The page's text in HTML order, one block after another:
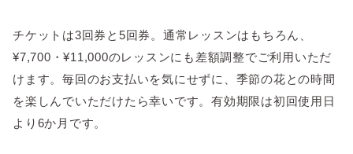
チケットは3回券と5回券。通常レッスンはもちろん、
¥7,700・¥11,000のレッスンにも差額調整でご利用いただ
けます。毎回のお支払いを気にせずに、季節の花との時間
を楽しんでいただけたら幸いです。有効期限は初回使用日
より6か月です。